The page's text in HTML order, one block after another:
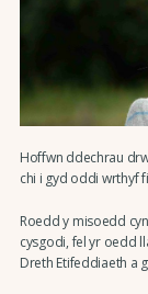
Hoffwn ddechrau
chi i gyd oddi wrthyf
Roedd y misoedd
cysgodi, fel yr oedd
Dreth Etifeddiaeth a